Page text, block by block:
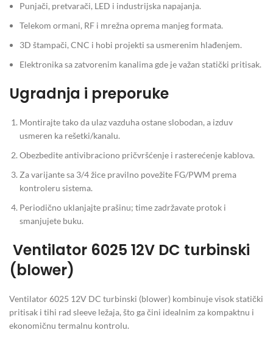
Punjači, pretvarači, LED i industrijska napajanja.
Telekom ormani, RF i mrežna oprema manjeg formata.
3D štampači, CNC i hobi projekti sa usmerenim hlađenjem.
Elektronika sa zatvorenim kanalima gde je važan statički pritisak.
Ugradnja i preporuke
Montirajte tako da ulaz vazduha ostane slobodan, a izduv
usmeren ka rešetki/kanalu.
Obezbedite antivibraciono pričvršćenje i rasterećenje kablova.
Za varijante sa 3/4 žice pravilno povežite FG/PWM prema
kontroleru sistema.
Periodično uklanjajte prašinu; time zadržavate protok i
smanjujete buku.
Ventilator 6025 12V DC turbinski
(blower)
Ventilator 6025 12V DC turbinski (blower) kombinuje visok statički
pritisak i tihi rad sleeve ležaja, što ga čini idealnim za kompaktnu i
ekonomičnu termalnu kontrolu.